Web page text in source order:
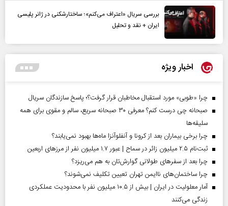
بررسی سریال «اعتراف می‌کنم»؛ ساختارشکنی در ژانر پلیسی
ایران + نقد و تحلیل
اخبار ویژه
چرا «طوبی» مورد استقبال مخاطبان قرار گرفت؟؛ پاسخ سازندگان سریال
صبحانه چی درست کنم؟ معرفی ۳۰ صبحانه سریع، سالم و مقوی برای همه
سلیقه‌ها
چرا برخی بیماران بعد از کرونا و آنفلوآنزا ماه‌ها بهبود نمی‌یابند؟
ثبت‌نام ۲.۵ میلیون زائر در سماح | عبور ۱.۷ میلیون نفر از مرز‌های اربعین
چرا بعد از سفرهای طولانی گوارش‌تان به هم می‌ریزد؟
چرا ساختمان‌های ناایمن تهران تعیین تکلیف نمی‌شوند؟
آمار معلولیت در ایران | بیش از ۱۰.۵ میلیون نفر با محدودیت عملکردی
زندگی می‌کنند